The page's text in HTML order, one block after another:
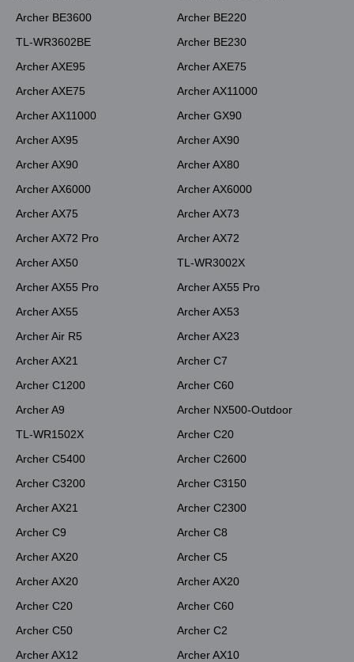
Archer BE3600
Archer BE220
TL-WR3602BE
Archer BE230
Archer AXE95
Archer AXE75
Archer AXE75
Archer AX11000
Archer AX11000
Archer GX90
Archer AX95
Archer AX90
Archer AX90
Archer AX80
Archer AX6000
Archer AX6000
Archer AX75
Archer AX73
Archer AX72 Pro
Archer AX72
Archer AX50
TL-WR3002X
Archer AX55 Pro
Archer AX55 Pro
Archer AX55
Archer AX53
Archer Air R5
Archer AX23
Archer AX21
Archer C7
Archer C1200
Archer C60
Archer A9
Archer NX500-Outdoor
TL-WR1502X
Archer C20
Archer C5400
Archer C2600
Archer C3200
Archer C3150
Archer AX21
Archer C2300
Archer C9
Archer C8
Archer AX20
Archer C5
Archer AX20
Archer AX20
Archer C20
Archer C60
Archer C50
Archer C2
Archer AX12
Archer AX10